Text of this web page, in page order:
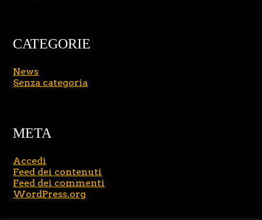
CATEGORIE
News
Senza categoria
META
Accedi
Feed dei contenuti
Feed dei commenti
WordPress.org